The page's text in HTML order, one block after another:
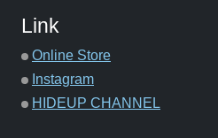
Link
Online Store
Instagram
HIDEUP CHANNEL